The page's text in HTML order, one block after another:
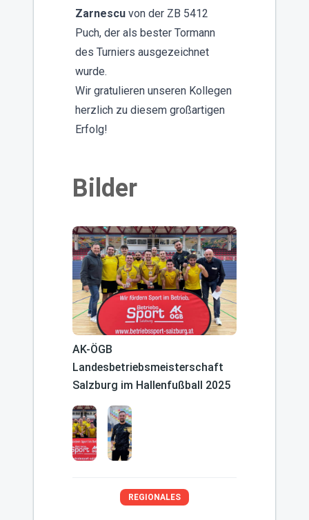
Zarnescu von der ZB 5412
Puch, der als bester Tormann
des Turniers ausgezeichnet
wurde.
Wir gratulieren unseren Kollegen
herzlich zu diesem großartigen
Erfolg!
Bilder
AK-ÖGB
Landesbetriebsmeisterschaft
Salzburg im Hallenfußball 2025
REGIONALES